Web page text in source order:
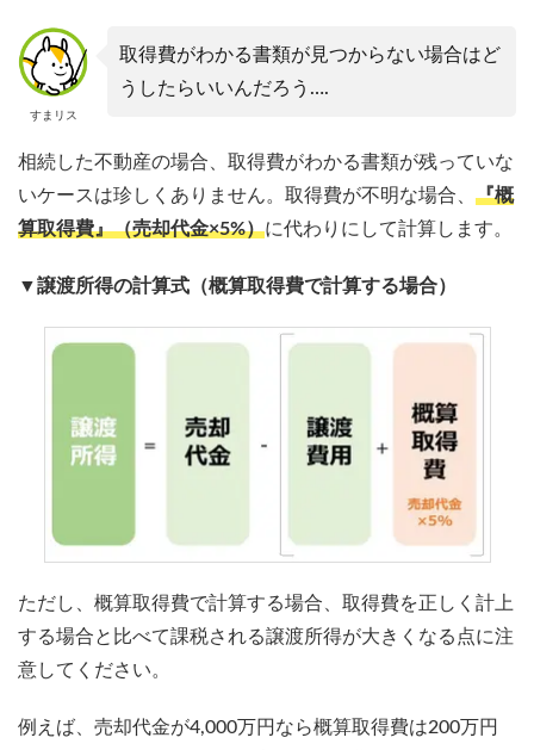
すまリス
取得費がわかる書類が見つからない場合はど
うしたらいいんだろう….
相続した不動産の場合、取得費がわかる書類が残っていな
いケースは珍しくありません。取得費が不明な場合、 『概
算取得費』（売却代金×5%）に代わりにして計算します。
▼譲渡所得の計算式（概算取得費で計算する場合）
ただし、概算取得費で計算する場合、取得費を正しく計上
する場合と比べて課税される譲渡所得が大きくなる点に注
意してください。
例えば、売却代金が4,000万円なら概算取得費は200万円